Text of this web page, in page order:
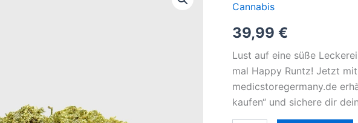
Cannabis
39,99 €
Lust auf eine süße
mal Happy Runtz! Jetzt
medicstoregermany.de
kaufen“ und sichere dir
Runtz
Günstiger
Online